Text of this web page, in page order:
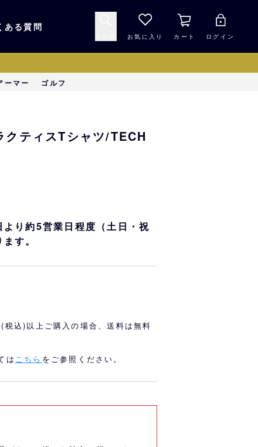
ップ・ヘルメッ
グ
ローズ☆ポンタ
クレット 1000円未満
っこにおすすめ SPECIAL PRICE
ある質問
お気に入り カート ログイン
ーマー ゴルフ
ティスTシャツ/TECH
り約5営業日程度（土日・祝
す。
込)以上ご購入の場合、送料は無料
は こちら をご参照ください。